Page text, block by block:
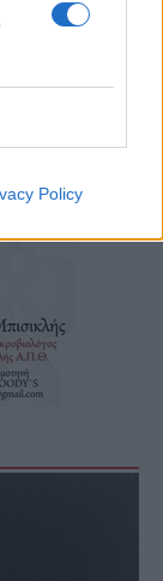
Policy